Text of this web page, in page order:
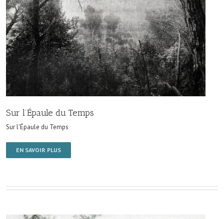
Sur l’Épaule du Temps
Sur l'Épaule du Temps
EN SAVOIR PLUS